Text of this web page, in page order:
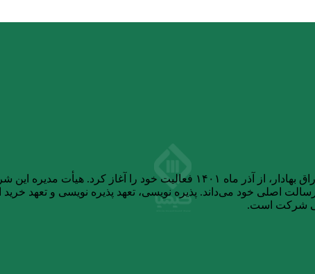
شرکت تامین سرمایه کیمیا، پس از دریافت مجوز از سازمان بورس و اوراق
اصلی خود می‌داند. پذیره نویسی، تعهد پذیره نویسی و تعهد خرید
شرکت است.